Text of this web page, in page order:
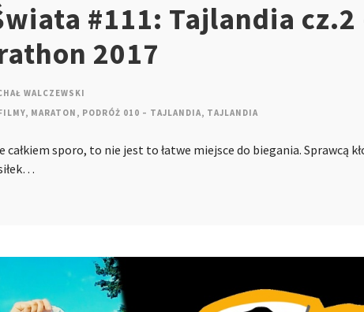
#111: Tajlandia cz.2
2017
WALCZEWSKI
, MARATON , PODRÓŻ 010 – TAJLANDIA, TAJLANDIA
sporo, to nie jest to łatwe miejsce do biegania. Sprawcą